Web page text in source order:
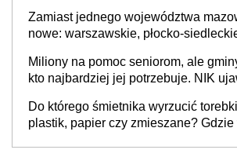
Zamiast jednego województwa
nowe: warszawskie, płocko-
stołecznych
Miliony na pomoc seniorom, ale
kto najbardziej jej potrzebuje. NIK
Do którego śmietnika wyrzucić
plastik, papier czy zmieszane?